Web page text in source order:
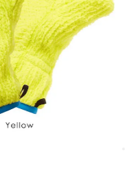
ゲイター
サングラス
ライト
ボトル・携帯カップ
HoneyAction(ハニーアク
KODA(コーダ)
Mag-on(マグオン)
MEDALIST(メダリスト)
Clef(クレ)
Columbia・Montrail(コロ
レイル)
COMPRESSPORT(コンプ